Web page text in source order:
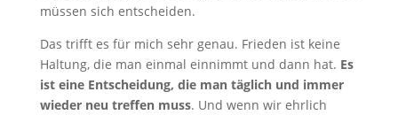
müssen sich entscheiden.
Das trifft es für mich sehr genau. Frieden ist keine
Haltung, die man einmal einnimmt und dann hat. Es
ist eine Entscheidung, die man täglich und immer
wieder neu treffen muss. Und wenn wir ehrlich